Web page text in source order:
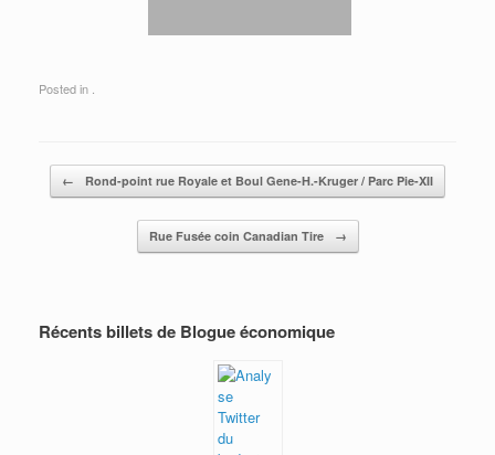
Posted in .
Post navigation
← Rond-point rue Royale et Boul Gene-H.-Kruger / Parc Pie-XII
Rue Fusée coin Canadian Tire →
Récents billets de Blogue économique